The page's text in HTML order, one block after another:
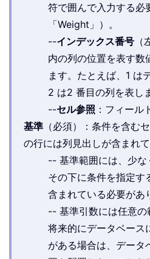
符で囲んで入力する必
「Weight」）。
--インデックス番号
内の列の位置を表す数
ます。たとえば、1 は
2 は2 番目の列を表し
--セル参照 ：フィール
基準 （必須）：条件を含む
の行には列見出しが含まれ
-- 基準範囲には、少な
その下に条件を指定す
含まれている必要があ
-- 基準引数には任意の
将来的にデータベース
がある場合は、データ